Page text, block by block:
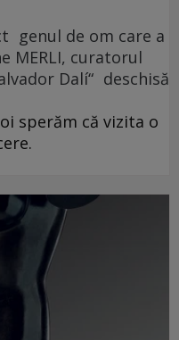
genul de om care a
MERLI, curatorul
Dalí“ deschisă
sperăm că vizita o